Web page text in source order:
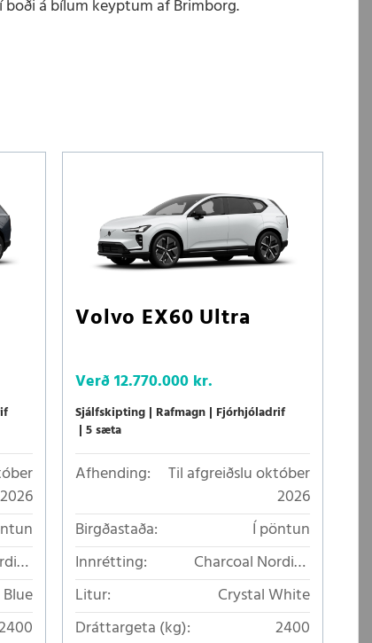
á bílum keyptum af Brimborg.
2026
Volvo EX60 Ultra
Verð12.770.000 kr.
Sjálfskipting Rafmagn Fjórhjóladrif
5 sæta
Afhending:
Til afgreiðslu október
2026
Birgðastaða:
Í pöntun
Innrétting:
Charcoal Nordico
loftkælt áklæði
Litur:
Crystal White
Dráttargeta (kg):
2400